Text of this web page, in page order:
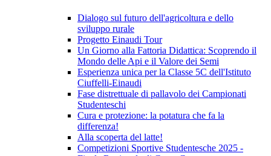
Dialogo sul futuro dell'agricoltura e dello
sviluppo rurale
Progetto Einaudi Tour
Un Giorno alla Fattoria Didattica: Scoprendo il
Mondo delle Api e il Valore dei Semi
Esperienza unica per la Classe 5C dell'Istituto
Ciuffelli-Einaudi
Fase distrettuale di pallavolo dei Campionati
Studenteschi
Cura e protezione: la potatura che fa la
differenza!
Alla scoperta del latte!
Competizioni Sportive Studentesche 2025 -